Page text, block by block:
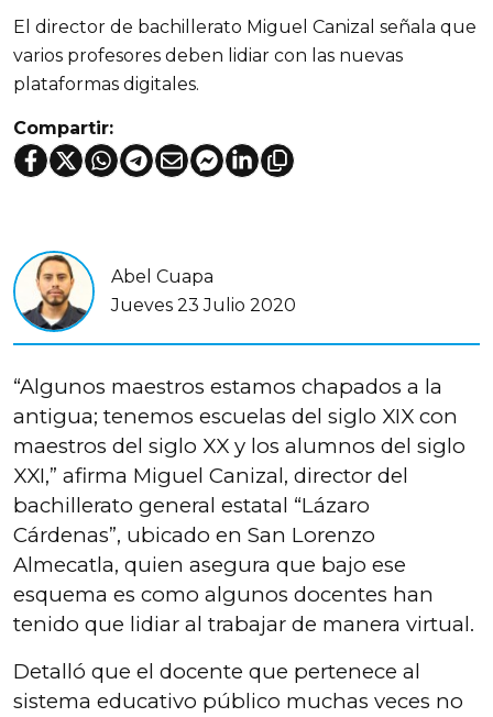
El director de bachillerato Miguel Canizal señala que
varios profesores deben lidiar con las nuevas
plataformas digitales.
Compartir:
Abel Cuapa
Jueves 23 Julio 2020
“Algunos maestros estamos chapados a la
antigua; tenemos escuelas del siglo XIX con
maestros del siglo XX y los alumnos del siglo
XXI,” afirma Miguel Canizal, director del
bachillerato general estatal “Lázaro
Cárdenas”, ubicado en San Lorenzo
Almecatla, quien asegura que bajo ese
esquema es como algunos docentes han
tenido que lidiar al trabajar de manera virtual.
Detalló que el docente que pertenece al
sistema educativo público muchas veces no